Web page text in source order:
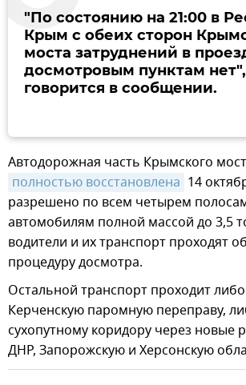
"По состоянию на 21:00 в
Крым с обеих сторон
моста затруднений в
досмотровым пунктам
говорится в сообщении.
Автодорожная часть Крымского
полностью восстановлена 14
разрешено по всем четырем
автомобилям полной массой до 3,5
водители и их транспорт проходят
процедуру досмотра.
Остальной транспорт проходит
Керченскую паромную переправу,
сухопутному коридору через новые
ДНР, Запорожскую и Херсонскую